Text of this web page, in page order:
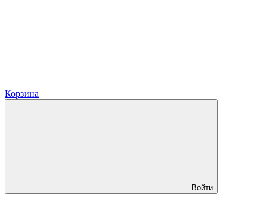
Корзина
Войти